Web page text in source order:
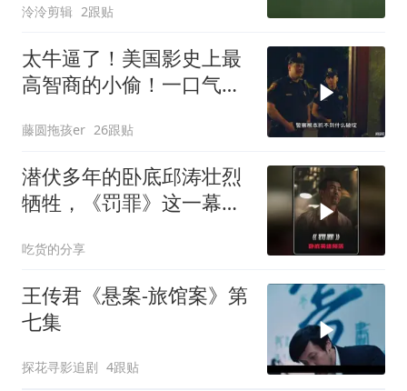
泠泠剪辑 2跟贴
太牛逼了！美国影史上最
高智商的小偷！一口气看
藤圆拖孩er 26跟贴
潜伏多年的卧底邱涛壮烈
牺牲，《罚罪》这一幕看
吃货的分享
王传君《悬案-旅馆案》第
七集
探花寻影追剧 4跟贴